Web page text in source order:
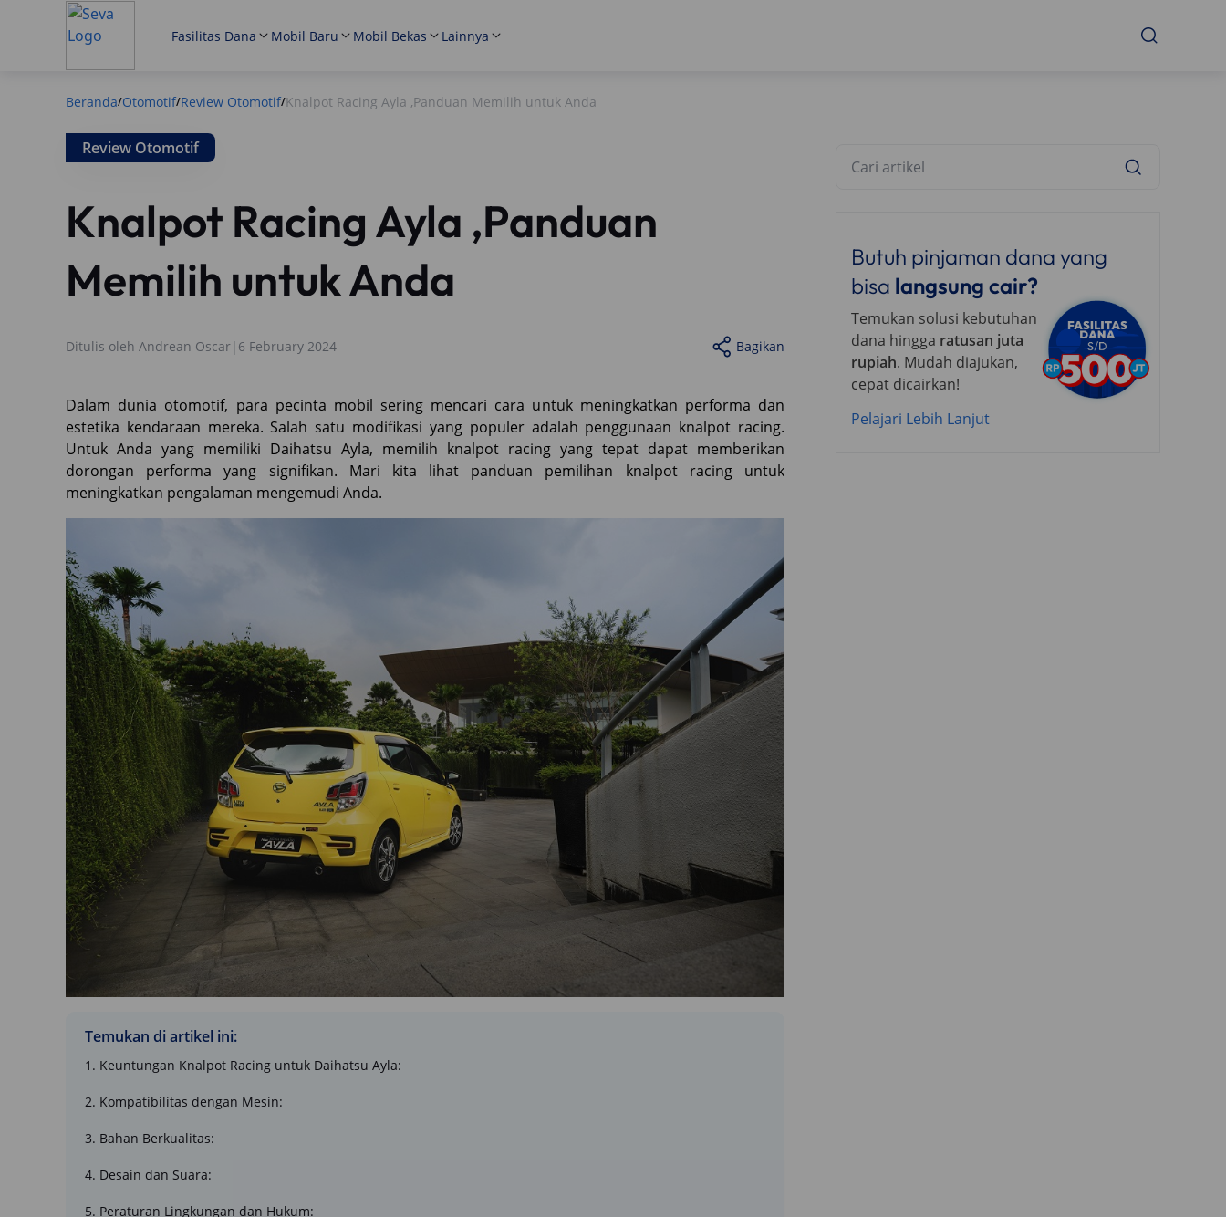
Fasilitas Dana Mobil Baru Mobil Bekas Lainnya
Beranda/Otomotif/Review Otomotif/Knalpot Racing Ayla ,Panduan Memilih untuk Anda
Review Otomotif
Knalpot Racing Ayla ,Panduan
Memilih untuk Anda
Ditulis oleh Andrean Oscar| 6 February 2024 Bagikan
Dalam dunia otomotif, para pecinta mobil sering mencari cara untuk meningkatkan performa dan
estetika kendaraan mereka. Salah satu modifikasi yang populer adalah penggunaan knalpot racing.
Untuk Anda yang memiliki Daihatsu Ayla, memilih knalpot racing yang tepat dapat memberikan
dorongan performa yang signifikan. Mari kita lihat panduan pemilihan knalpot racing untuk
meningkatkan pengalaman mengemudi Anda.
Temukan di artikel ini:
1. Keuntungan Knalpot Racing untuk Daihatsu Ayla:
2. Kompatibilitas dengan Mesin:
3. Bahan Berkualitas:
4. Desain dan Suara:
5. Peraturan Lingkungan dan Hukum:
Butuh pinjaman dana yang
bisa langsung cair?
Temukan solusi kebutuhan
dana hingga ratusan juta
rupiah. Mudah diajukan,
cepat dicairkan!
Pelajari Lebih Lanjut